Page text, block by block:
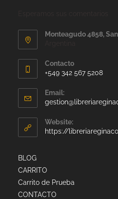
Monteagudo 4858,
Contacto
+549 342 567 5208
Email:
Website:
https://
BLOG
CARRITO
Carrito de Prueba
CONTACTO